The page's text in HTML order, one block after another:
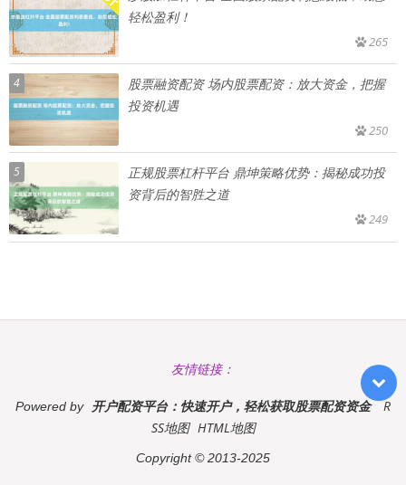
轻松盈利！
265
4
股票融资配资 场内股票配资：放大资金，把握
投资机遇
250
5
正规股票杠杆平台 鼎坤策略优势：揭秘成功投
资背后的智胜之道
249
友情链接：
Powered by 开户配资平台：快速开户，轻松获取股票配资资金
R
SS地图 HTML地图
Copyright© 2013-2025